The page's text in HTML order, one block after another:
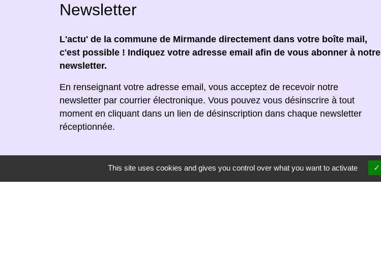
Newsletter
L'actu' de la commune de Mirmande directement dans votre boîte mail,
c'est possible ! Indiquez votre adresse email afin de vous abonner à notre
newsletter.
En renseignant votre adresse email, vous acceptez de recevoir notre
newsletter par courrier électronique. Vous pouvez vous désinscrire à tout
moment en cliquant dans un lien de désinscription dans chaque newsletter
réceptionnée.
This site uses cookies and gives you control over what you want to activate